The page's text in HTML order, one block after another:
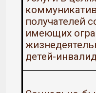
получателей
имеющих
детей-